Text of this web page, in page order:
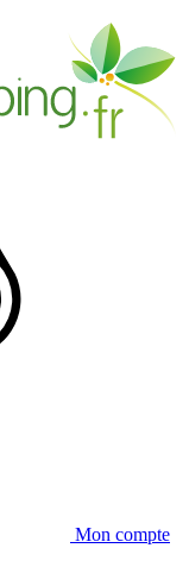
Mon compte